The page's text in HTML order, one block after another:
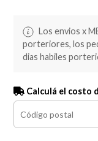
Los envios x
porteriores, los
dias habiles
Calculá el costo